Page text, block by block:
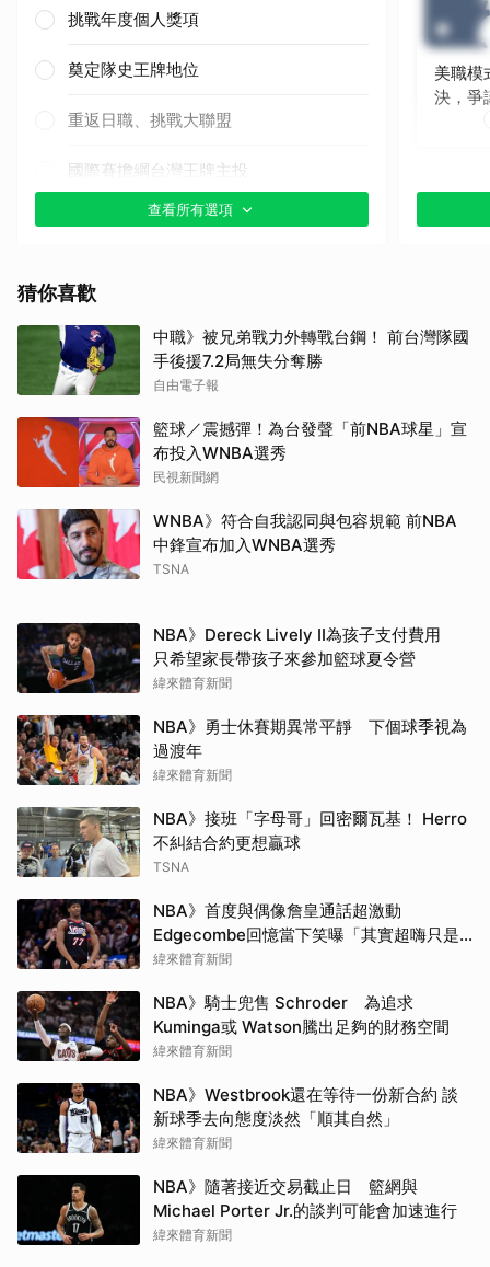
挑戰年度個人獎項
奠定隊史王牌地位
重返日職、挑戰大聯盟
國際賽擔綱台灣王牌主投
其他（歡迎貼文分享）
查看所有選項
美職模
決，爭
猜你喜歡
中職》被兄弟戰力外轉戰台鋼！ 前台灣隊國
手後援7.2局無失分奪勝
自由電子報
籃球／震撼彈！為台發聲「前NBA球星」宣
布投入WNBA選秀
民視新聞網
WNBA》符合自我認同與包容規範 前NBA
中鋒宣布加入WNBA選秀
TSNA
NBA》Dereck Lively II為孩子支付費用
只希望家長帶孩子來參加籃球夏令營
緯來體育新聞
NBA》勇士休賽期異常平靜 下個球季視為
過渡年
緯來體育新聞
NBA》接班「字母哥」回密爾瓦基！ Herro
不糾結合約更想贏球
TSNA
NBA》首度與偶像詹皇通話超激動
Edgecombe回憶當下笑曝「其實超嗨只是
在裝酷」
緯來體育新聞
NBA》騎士兜售 Schroder 為追求
Kuminga或 Watson騰出足夠的財務空間
緯來體育新聞
NBA》Westbrook還在等待一份新合約 談
新球季去向態度淡然「順其自然」
緯來體育新聞
NBA》隨著接近交易截止日 籃網與
Michael Porter Jr.的談判可能會加速進行
緯來體育新聞